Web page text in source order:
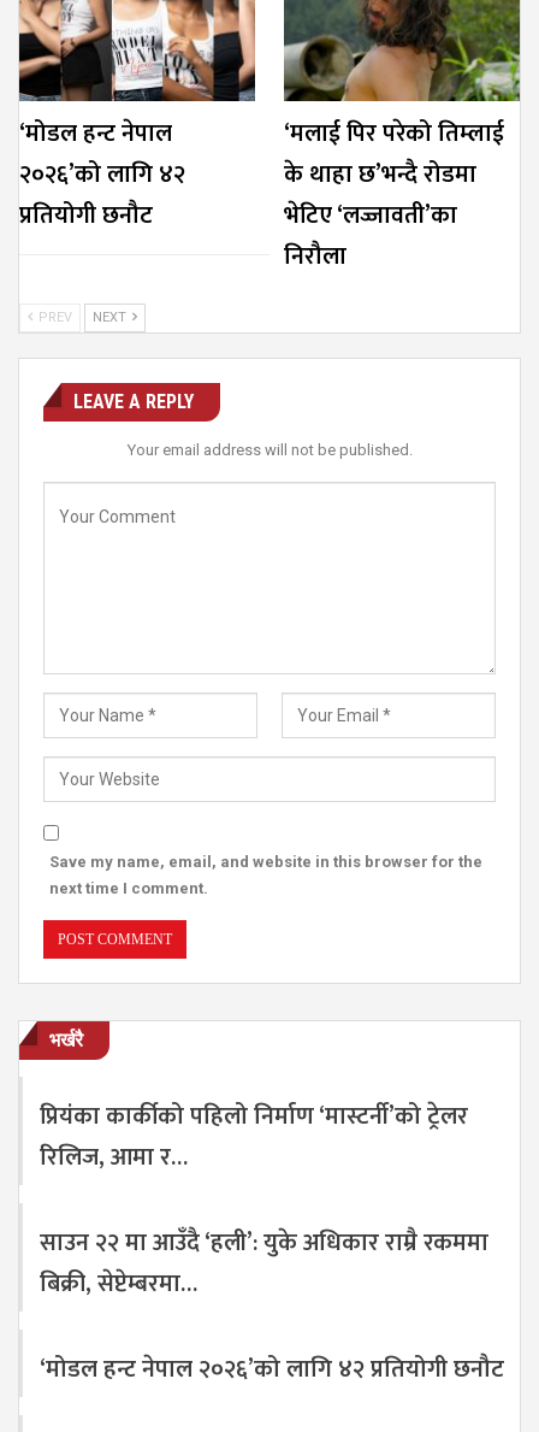
‘मोडल हन्ट नेपाल
२०२६’को लागि ४२
प्रतियोगी छनौट
‘मलाई पिर परेको तिम्लाई
के थाहा छ’भन्दै रोडमा
भेटिए ‘लज्जावती’का
निरौला
PREV NEXT
LEAVE A REPLY
Your email address will not be published.
Save my name, email, and website in this browser for the
next time I comment.
भर्खरै
प्रियंका कार्कीको पहिलो निर्माण ‘मास्टर्नी’को ट्रेलर
रिलिज, आमा र…
साउन २२ मा आउँदै ‘हली’: युके अधिकार राम्रै रकममा
बिक्री, सेप्टेम्बरमा…
‘मोडल हन्ट नेपाल २०२६’को लागि ४२ प्रतियोगी छनौट